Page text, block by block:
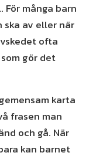
många barn
ska av eller när
ofta
gör det
karta
frasen man
och gå. När
kan barnet